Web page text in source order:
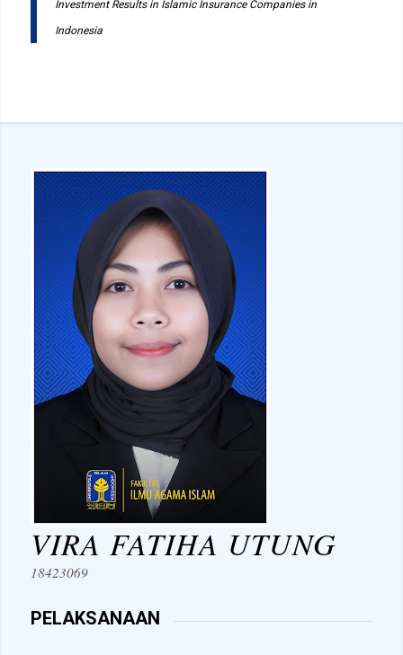
Investment Results in Islamic Insurance Companies in
Indonesia
VIRA FATIHA UTUNG
18423069
PELAKSANAAN